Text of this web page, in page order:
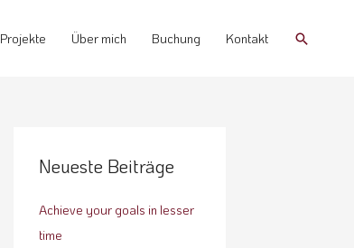
Projekte Über mich Buchung Kontakt Suchen
Neueste Beiträge
Achieve your goals in lesser
time